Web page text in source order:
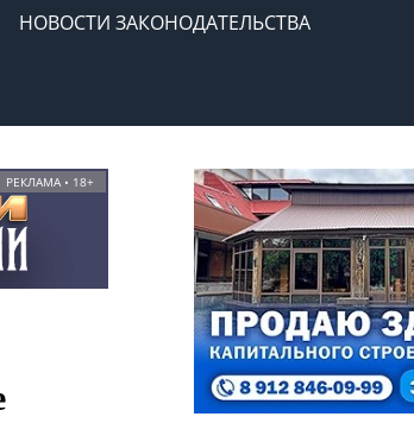
НОВОСТИ ЗАКОНОДАТЕЛЬСТВА
РЕКЛАМА • 18+